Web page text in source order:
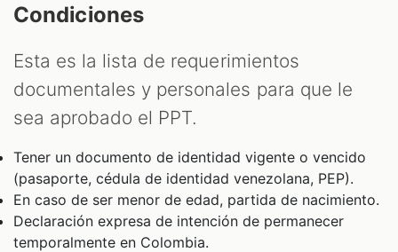
Condiciones
Esta es la lista de requerimientos
documentales y personales para que le
sea aprobado el PPT.
Tener un documento de identidad vigente o vencido
(pasaporte, cédula de identidad venezolana, PEP).
En caso de ser menor de edad, partida de nacimiento.
Declaración expresa de intención de permanecer
temporalmente en Colombia.